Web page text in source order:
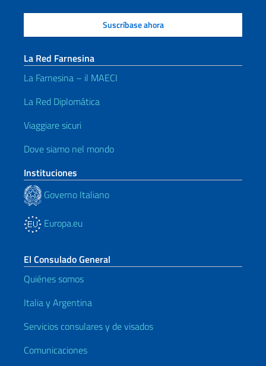
La Red Farnesina
La Farnesina – il MAECI
La Red Diplomática
Viaggiare sicuri
Dove siamo nel mondo
Instituciones
Governo Italiano
Europa.eu
El Consulado General
Quiénes somos
Italia y Argentina
Servicios consulares y de visados
Comunicaciones